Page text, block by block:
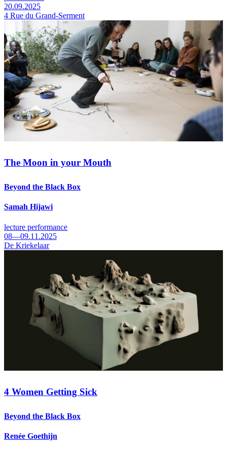
20.09.2025
4 Rue du Grand-Serment
The Moon in your Mouth
Beyond the Black Box
Samah Hijawi
lecture performance
08—09.11.2025
De Kriekelaar
4 Women Getting Sick
Beyond the Black Box
Renée Goethijn